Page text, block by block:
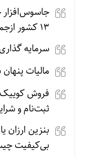
جاسوس‌افزار
۱۳ کشور ازجمله آمریکا هدف گرفت
سرمایه
مالیات
ثبت‌نام و
بنزین
بی‌کیفیت